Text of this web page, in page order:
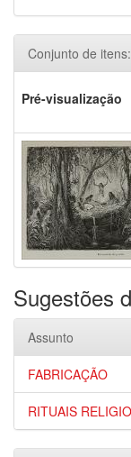
Conjunto de itens:
Pré-visualização
Sugestões
Assunto
FABRICAÇÃO
RITUAIS